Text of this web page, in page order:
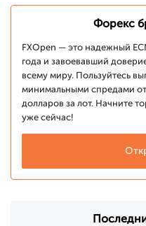
Форекс
FXOpen — это надежный
года и завоевавший
всему миру. Пользуйтесь
минимальными спредами
долларов за лот. Начните
уже сейчас!